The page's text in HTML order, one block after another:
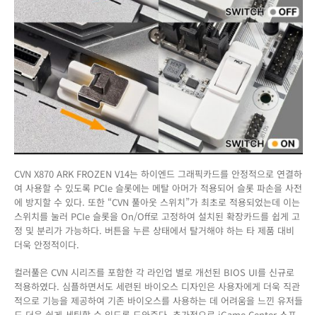
CVN X870 ARK FROZEN V14는 하이엔드 그래픽카드를 안정적으로 연결하
여 사용할 수 있도록 PCIe 슬롯에는 메탈 아머가 적용되어 슬롯 파손을 사전
에 방지할 수 있다. 또한 “CVN 풀아웃 스위치”가 최초로 적용되었는데 이는
스위치를 눌러 PCIe 슬롯을 On/Off로 고정하여 설치된 확장카드를 쉽게 고
정 및 분리가 가능하다. 버튼을 누른 상태에서 탈거해야 하는 타 제품 대비
더욱 안정적이다.
컬러풀은 CVN 시리즈를 포함한 각 라인업 별로 개선된 BIOS UI를 신규로
적용하였다. 심플하면서도 세련된 바이오스 디자인은 사용자에게 더욱 직관
적으로 기능을 제공하여 기존 바이오스를 사용하는 데 어려움을 느낀 유저들